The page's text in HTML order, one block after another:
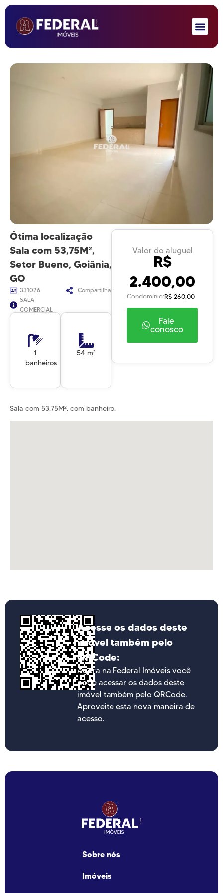
Ótima localização
Sala com 53,75M²,
Setor Bueno, Goiânia,
GO
331026
SALA
COMERCIAL
Compartilhar
1
banheiros
54 m²
Valor do aluguel
R$
2.400,00
Condomínio:R$ 260,00
Fale
conosco
Sala com 53,75M², com banheiro.
Acesse os dados deste
imóvel também pelo
QRCode:
Agora na Federal Imóveis você
pode acessar os dados deste
imóvel também pelo QRCode.
Aproveite esta nova maneira de
acesso.
Sobre nós
Imóveis